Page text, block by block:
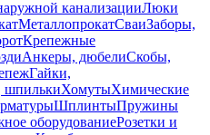
канализацииЛюки
МеталлопрокатСваиЗаборы,
Крепежные
Анкеры, дюбелиСкобы,
Гайки,
шпилькиХомутыХимические
ШплинтыПружины
оборудованиеРозетки и